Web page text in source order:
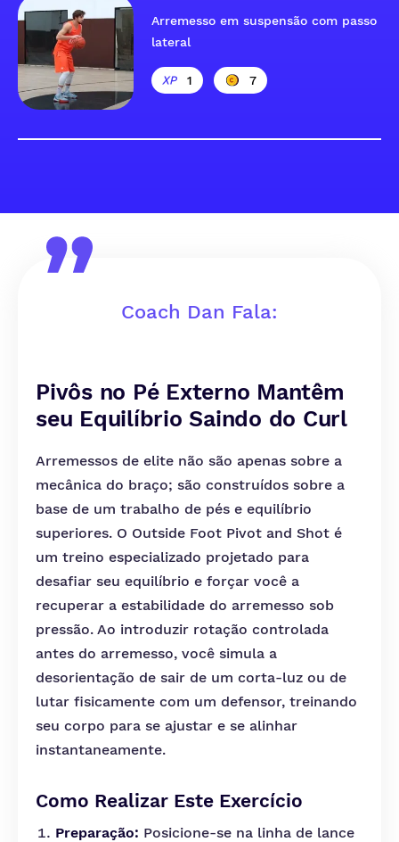
Arremesso em suspensão com passo
lateral
1 7
Coach Dan Fala:
Pivôs no Pé Externo Mantêm
seu Equilíbrio Saindo do Curl
Arremessos de elite não são apenas sobre a
mecânica do braço; são construídos sobre a
base de um trabalho de pés e equilíbrio
superiores. O Outside Foot Pivot and Shot é
um treino especializado projetado para
desafiar seu equilíbrio e forçar você a
recuperar a estabilidade do arremesso sob
pressão. Ao introduzir rotação controlada
antes do arremesso, você simula a
desorientação de sair de um corta-luz ou de
lutar fisicamente com um defensor, treinando
seu corpo para se ajustar e se alinhar
instantaneamente.
Como Realizar Este Exercício
Preparação: Posicione-se na linha de lance